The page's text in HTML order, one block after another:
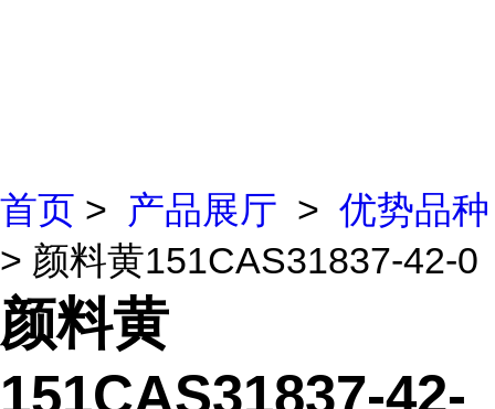
首页 > 产品展厅 > 优势品种
> 颜料黄151CAS31837-42-0
颜料黄
151CAS31837-42-